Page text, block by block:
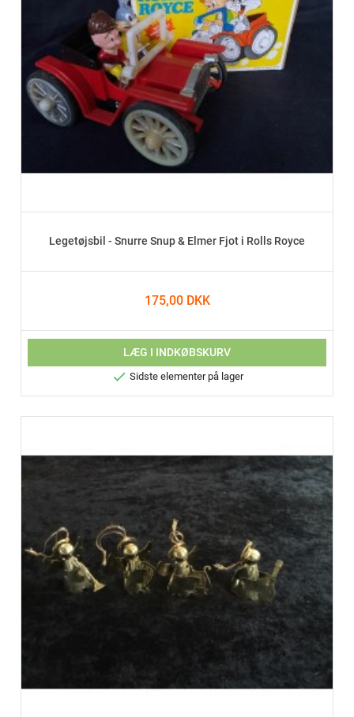
Legetøjsbil - Snurre Snup & Elmer Fjot i Rolls Royce
175,00 DKK
LÆG I INDKØBSKURV
 Sidste elementer på lager